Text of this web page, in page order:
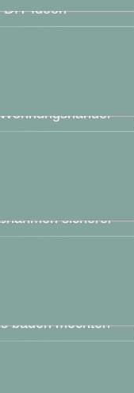
Ideen
sicherer
bauen möchten